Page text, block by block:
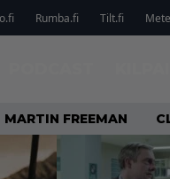
Rumba.fi Tilt.fi
MARTIN FREEMAN